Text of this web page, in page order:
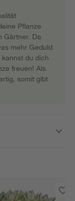
Pflanze
Gärtner. Da
mehr Geduld
du dich
freuen! Als
somit gibt